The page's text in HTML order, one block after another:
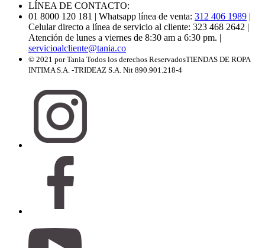
LÍNEA DE CONTACTO:
01 8000 120 181 | Whatsapp línea de venta: 312 406 1989
Celular directo a línea de servicio al cliente: 323 468 2642
Atención de lunes a viernes de 8:30 am a 6:30 pm.
servicioalcliente@tania.co
© 2021 por Tania Todos los derechos ReservadosTIENDAS DE ROPA
INTIMA S.A. -TRIDEAZ S.A. Nit 890.901.218-4